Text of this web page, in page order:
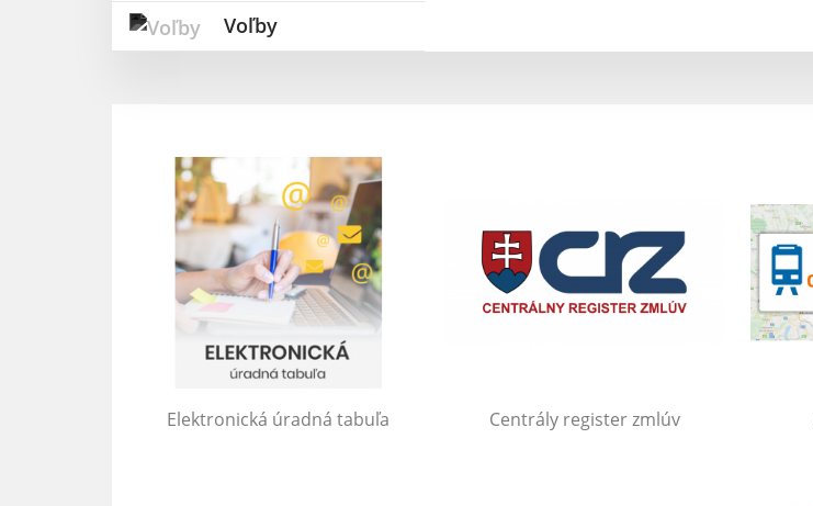
Voľby
Elektronická úradná tabuľa Centrály register zmlúv